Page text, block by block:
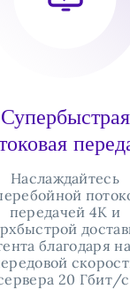
Супербыстрая
Наслаждайтесь
передачей 4K и
благодаря
20 Гбит/